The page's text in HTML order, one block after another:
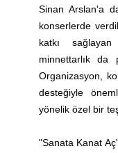
Sinan Arslan'a
konserlerde
katkı
minnettarlık da
Organizasyon,
desteğiyle
yönelik özel bir
"Sanata Kanat